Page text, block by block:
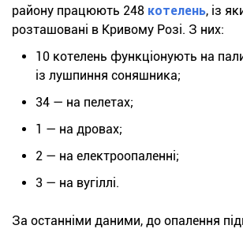
району працюють 248 котелень, із
розташовані в Кривому Розі. З них:
10 котелень функціонують на
із лушпиння соняшника;
34 — на пелетах;
1 — на дровах;
2 — на електроопаленні;
3 — на вугіллі.
За останніми даними, до опалення